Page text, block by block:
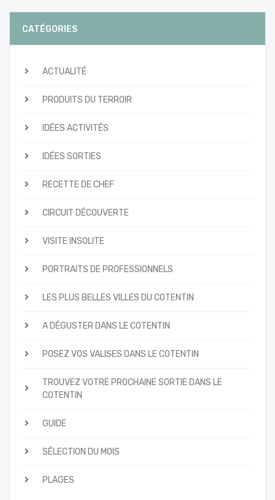
CATÉGORIES
ACTUALITÉ
PRODUITS DU TERROIR
IDÉES ACTIVITÉS
IDÉES SORTIES
RECETTE DE CHEF
CIRCUIT DÉCOUVERTE
VISITE INSOLITE
PORTRAITS DE PROFESSIONNELS
LES PLUS BELLES VILLES DU COTENTIN
A DÉGUSTER DANS LE COTENTIN
POSEZ VOS VALISES DANS LE COTENTIN
TROUVEZ VOTRE PROCHAINE SORTIE DANS LE
COTENTIN
GUIDE
SÉLECTION DU MOIS
PLAGES